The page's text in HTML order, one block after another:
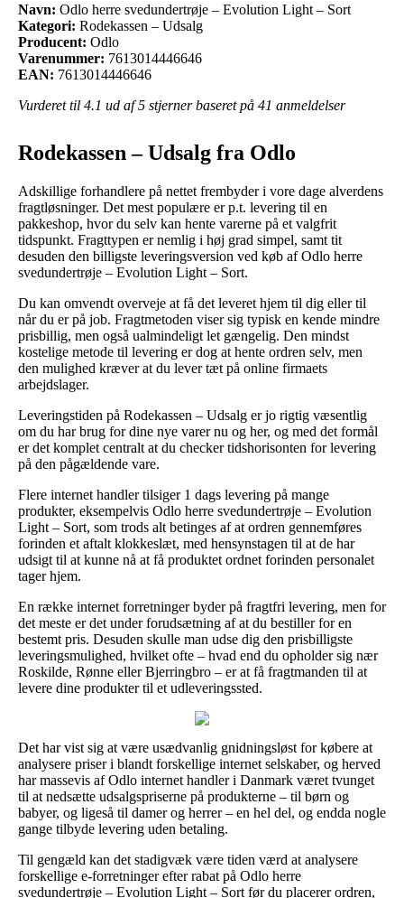
Navn: Odlo herre svedundertrøje – Evolution Light – Sort
Kategori: Rodekassen – Udsalg
Producent: Odlo
Varenummer: 7613014446646
EAN: 7613014446646
Vurderet til 4.1 ud af 5 stjerner baseret på 41 anmeldelser
Rodekassen – Udsalg fra Odlo
Adskillige forhandlere på nettet frembyder i vore dage alverdens
fragtløsninger. Det mest populære er p.t. levering til en
pakkeshop, hvor du selv kan hente varerne på et valgfrit
tidspunkt. Fragttypen er nemlig i høj grad simpel, samt tit
desuden den billigste leveringsversion ved køb af Odlo herre
svedundertrøje – Evolution Light – Sort.
Du kan omvendt overveje at få det leveret hjem til dig eller til
når du er på job. Fragtmetoden viser sig typisk en kende mindre
prisbillig, men også ualmindeligt let gængelig. Den mindst
kostelige metode til levering er dog at hente ordren selv, men
den mulighed kræver at du lever tæt på online firmaets
arbejdslager.
Leveringstiden på Rodekassen – Udsalg er jo rigtig væsentlig
om du har brug for dine nye varer nu og her, og med det formål
er det komplet centralt at du checker tidshorisonten for levering
på den pågældende vare.
Flere internet handler tilsiger 1 dags levering på mange
produkter, eksempelvis Odlo herre svedundertrøje – Evolution
Light – Sort, som trods alt betinges af at ordren gennemføres
forinden et aftalt klokkeslæt, med hensynstagen til at de har
udsigt til at kunne nå at få produktet ordnet forinden personalet
tager hjem.
En række internet forretninger byder på fragtfri levering, men for
det meste er det under forudsætning af at du bestiller for en
bestemt pris. Desuden skulle man udse dig den prisbilligste
leveringsmulighed, hvilket ofte – hvad end du opholder sig nær
Roskilde, Rønne eller Bjerringbro – er at få fragtmanden til at
levere dine produkter til et udleveringssted.
Det har vist sig at være usædvanlig gnidningsløst for købere at
analysere priser i blandt forskellige internet selskaber, og herved
har massevis af Odlo internet handler i Danmark været tvunget
til at nedsætte udsalgspriserne på produkterne – til børn og
babyer, og ligeså til damer og herrer – en hel del, og endda nogle
gange tilbyde levering uden betaling.
Til gengæld kan det stadigvæk være tiden værd at analysere
forskellige e-forretninger efter rabat på Odlo herre
svedundertrøje – Evolution Light – Sort før du placerer ordren,